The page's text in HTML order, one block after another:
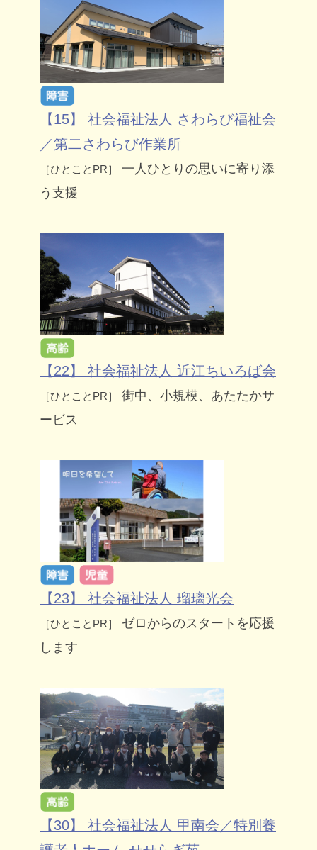
【15】 社会福祉法人 さわらび福祉会
／第二さわらび作業所
［ひとことPR］
一人ひとりの思いに寄り添
う支援
【22】 社会福祉法人 近江ちいろば会
［ひとことPR］
街中、小規模、あたたかサ
ービス
【23】 社会福祉法人 瑠璃光会
［ひとことPR］
ゼロからのスタートを応援
します
【30】 社会福祉法人 甲南会／特別養